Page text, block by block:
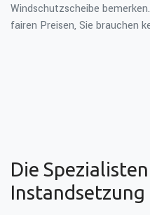
Windschutzscheibe
fairen Preisen, Sie brauchen
Die
Instandsetzung